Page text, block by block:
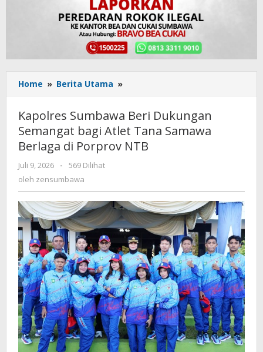
Home » Berita Utama »
Sumbawa
Dukungan
Semangat
bagi
Berlaga
di
Porprov
NTB
Kapolres Sumbawa Beri Dukungan
Semangat bagi Atlet Tana Samawa
Berlaga di Porprov NTB
Juli 9, 2026
oleh
zensumbawa
-
569 Dilihat
oleh zensumbawa